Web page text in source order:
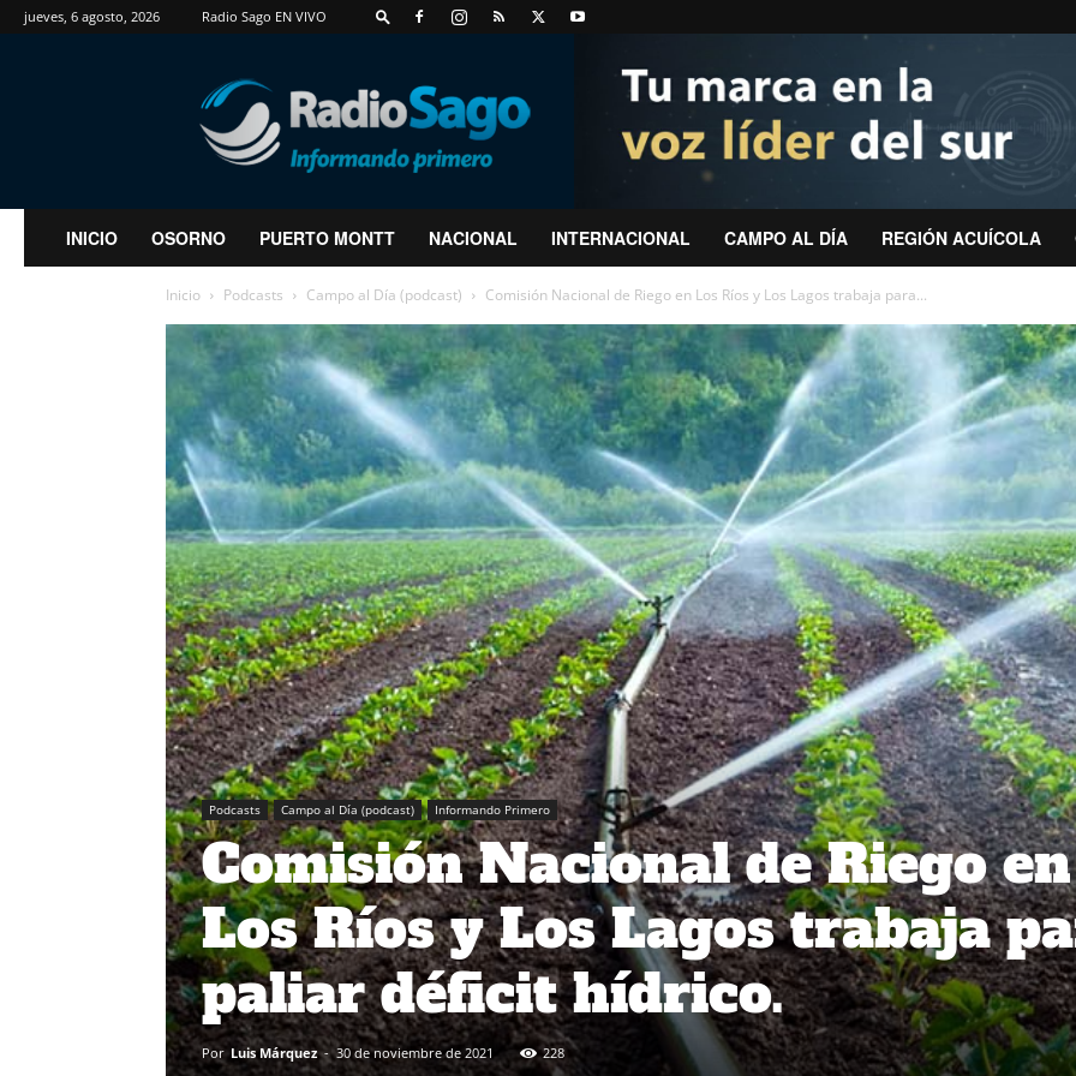
jueves, 6 agosto, 2026 Radio Sago EN VIVO
RadioSago
INICIO OSORNO PUERTO MONTT NACIONAL INTERNACIONAL CAMPO AL DÍA REGIÓN ACUÍCOLA
Inicio Podcasts Campo al Día (podcast) Comisión Nacional de Riego en Los Ríos y Los Lagos trabaja para...
Podcasts Campo al Día (podcast) Informando Primero
Comisión Nacional de Riego en
Los Ríos y Los Lagos trabaja
paliar déficit hídrico.
Por Luis Márquez - 30 de noviembre de 2021 228